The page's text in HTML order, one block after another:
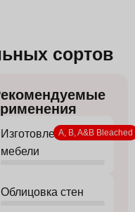
сортов
Изготовление
мебели
Облицовка стен